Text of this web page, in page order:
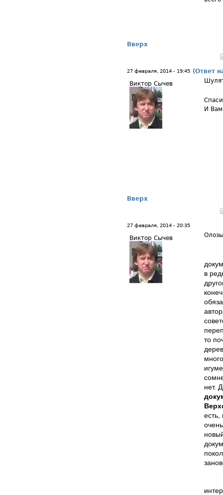
Вверх
27 февраля, 2014 - 19:45 (Ответ
Виктор Сычев
И
Вверх
27 февраля, 2014 - 20:35
Виктор Сычев Олозы
в
то
нет.
есть,